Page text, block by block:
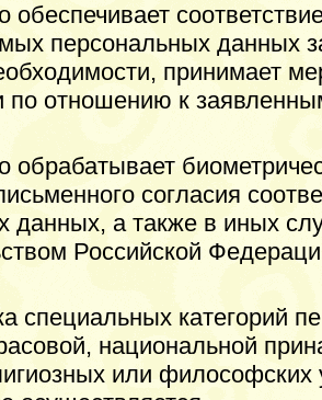
обеспечивает
персональных данных
принимает
по отношению к
обрабатывает
согласия
данных, а также в иных
Российской
специальных категорий
национальной
или